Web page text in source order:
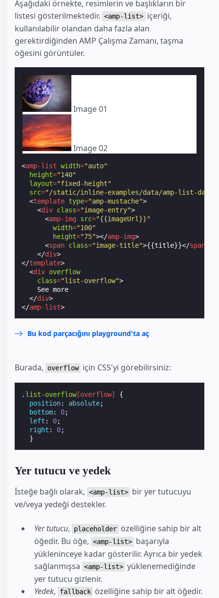
Aşağıdaki örnekte, resimlerin ve başlıkların bir
listesi gösterilmektedir. <amp-list> içeriği,
kullanılabilir olandan daha fazla alan
gerektirdiğinden AMP Çalışma Zamanı, taşma
öğesini görüntüler.
Image 01
Image 02
<amp-list width="auto"
height="140"
layout="fixed-height"
src="/static/inline-examples/data/amp-list-
<template type="amp-mustache">
<div class="image-entry">
<amp-img src="{{imageUrl}}"
width="100"
height="75"></amp-img>
<span class="image-title">{{title}}</span
</div>
</template>
<div overflow
class="list-overflow">
    See more
</div>
</amp-list>
Bu kod parçacığını playground'ta aç
Burada, overflow için CSS'yi görebilirsiniz:
. list-overflow[overflow]
{
position: absolute;
bottom: 0;
left : 0;
right : 0;
}
Yer tutucu ve yedek
İsteğe bağlı olarak, <amp-list> bir yer tutucuyu
ve/veya yedeği destekler.
Yer tutucu, placeholder özelliğine sahip bir alt
öğedir. Bu öğe, <amp-list> başarıyla
yükleninceye kadar gösterilir. Ayrıca bir yedek
sağlanmışsa <amp-list> yüklenemediğinde
yer tutucu gizlenir.
Yedek, fallback özelliğine sahip bir alt öğedir.